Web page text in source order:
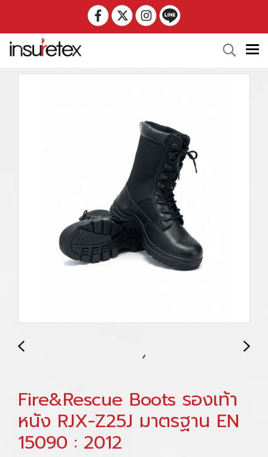
Fire&Rescue Boots รองเท้า
หนัง RJX-Z25J มาตรฐาน EN
15090 : 2012